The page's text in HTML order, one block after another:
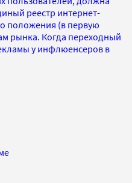
реестр интернет-
положения (в первую
рынка. Когда переходный
у инфлюенсеров в